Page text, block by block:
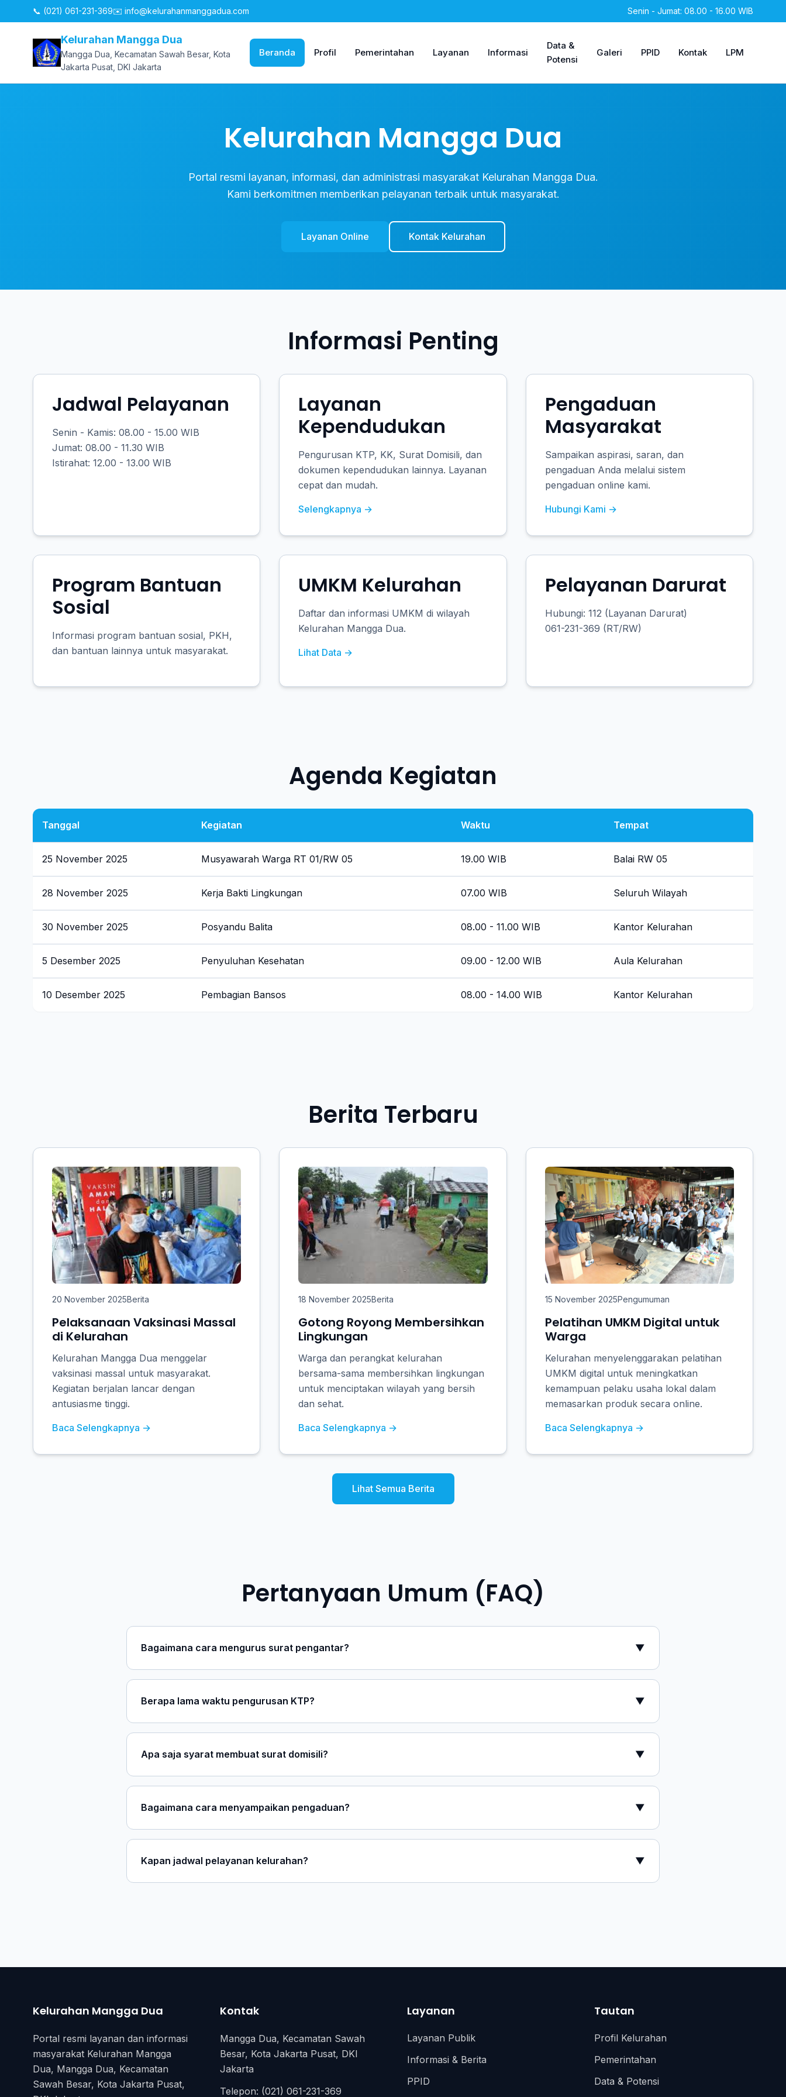
📞 (021) 061-231-369✉️ info@kelurahanmanggadua.com Senin - Jumat: 08.00 - 16.00 WIB
Kelurahan Mangga Dua
Mangga Dua, Kecamatan Sawah Besar, Kota
Jakarta Pusat, DKI Jakarta
Beranda Profil Pemerintahan Layanan Informasi
Data &
Potensi
Galeri PPID Kontak LPM
Kelurahan Mangga Dua
Portal resmi layanan, informasi, dan administrasi masyarakat Kelurahan Mangga Dua.
Kami berkomitmen memberikan pelayanan terbaik untuk masyarakat.
Layanan Online Kontak Kelurahan
Informasi Penting
Jadwal Pelayanan
Senin - Kamis: 08.00 - 15.00 WIB
Jumat: 08.00 - 11.30 WIB
Istirahat: 12.00 - 13.00 WIB
Layanan
Kependudukan
Pengurusan KTP, KK, Surat Domisili, dan
dokumen kependudukan lainnya. Layanan
cepat dan mudah.
Selengkapnya →
Pengaduan
Masyarakat
Sampaikan aspirasi, saran, dan
pengaduan Anda melalui sistem
pengaduan online kami.
Hubungi Kami →
Program Bantuan
Sosial
Informasi program bantuan sosial, PKH,
dan bantuan lainnya untuk masyarakat.
UMKM Kelurahan
Daftar dan informasi UMKM di wilayah
Kelurahan Mangga Dua.
Lihat Data →
Pelayanan Darurat
Hubungi: 112 (Layanan Darurat)
061-231-369 (RT/RW)
Agenda Kegiatan
Tanggal Kegiatan Waktu Tempat
25 November 2025 Musyawarah Warga RT 01/RW 05 19.00 WIB Balai RW 05
28 November 2025 Kerja Bakti Lingkungan 07.00 WIB Seluruh Wilayah
30 November 2025 Posyandu Balita 08.00 - 11.00 WIB Kantor Kelurahan
5 Desember 2025 Penyuluhan Kesehatan 09.00 - 12.00 WIB Aula Kelurahan
10 Desember 2025 Pembagian Bansos 08.00 - 14.00 WIB Kantor Kelurahan
Berita Terbaru
20 November 2025Berita
Pelaksanaan Vaksinasi Massal
di Kelurahan
Kelurahan Mangga Dua menggelar
vaksinasi massal untuk masyarakat.
Kegiatan berjalan lancar dengan
antusiasme tinggi.
Baca Selengkapnya →
18 November 2025Berita
Gotong Royong Membersihkan
Lingkungan
Warga dan perangkat kelurahan
bersama-sama membersihkan lingkungan
untuk menciptakan wilayah yang bersih
dan sehat.
Baca Selengkapnya →
15 November 2025Pengumuman
Pelatihan UMKM Digital untuk
Warga
Kelurahan menyelenggarakan pelatihan
UMKM digital untuk meningkatkan
kemampuan pelaku usaha lokal dalam
memasarkan produk secara online.
Baca Selengkapnya →
Lihat Semua Berita
Pertanyaan Umum (FAQ)
Bagaimana cara mengurus surat pengantar? ▼
Berapa lama waktu pengurusan KTP? ▼
Apa saja syarat membuat surat domisili? ▼
Bagaimana cara menyampaikan pengaduan? ▼
Kapan jadwal pelayanan kelurahan? ▼
Kelurahan Mangga Dua
Portal resmi layanan dan informasi
masyarakat Kelurahan Mangga
Dua, Mangga Dua, Kecamatan
Sawah Besar, Kota Jakarta Pusat,
Kontak
Mangga Dua, Kecamatan Sawah
Besar, Kota Jakarta Pusat, DKI
Jakarta
Telepon: (021) 061-231-369
Layanan
Layanan Publik
Informasi & Berita
PPID
Tautan
Profil Kelurahan
Pemerintahan
Data & Potensi